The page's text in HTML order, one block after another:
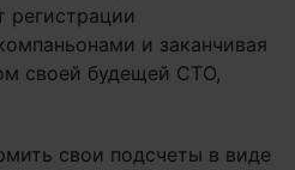
регистрации
и заканчивая
своей будещей СТО,
свои подсчеты в виде